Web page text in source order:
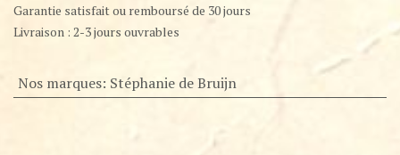
Garantie satisfait ou remboursé de 30 jours
Livraison : 2-3 jours ouvrables
Nos marques: Stéphanie de Bruijn